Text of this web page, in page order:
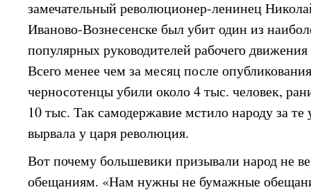
замечательный революционер-ленинец
Иваново-Вознесенске был убит один из
популярных руководителей рабочего
Всего менее чем за месяц после
черносотенцы убили около 4 тыс. человек,
10 тыс. Так самодержавие мстило народу за те
вырвала у царя революция.
Вот почему большевики призывали народ не
обещаниям. «Нам нужны не бумажные